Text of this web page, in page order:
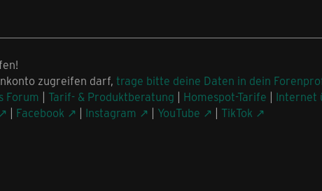
zugreifen darf, trage bitte deine Daten in dein
Forum | Tarif- & Produktberatung | Homespot-Tarife | Internet
| Facebook | Instagram | YouTube | TikTok